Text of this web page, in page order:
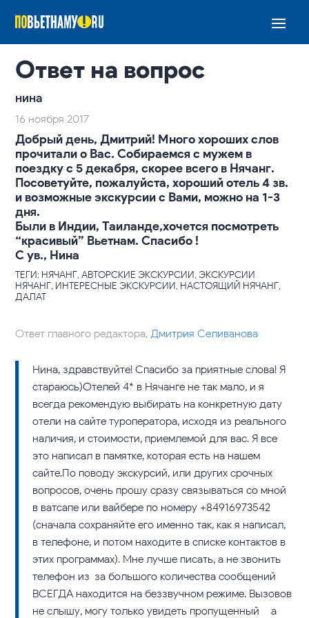
Ответ на вопрос
нина
16 ноября 2017
Добрый день, Дмитрий! Много хороших слов
прочитали о Вас. Собираемся с мужем в
поездку с 5 декабря, скорее всего в Нячанг.
Посоветуйте, пожалуйста, хороший отель 4 зв.
и возможные экскурсии с Вами, можно на 1-3
дня.
Были в Индии, Таиланде,хочется посмотреть
“красивый” Вьетнам. Спасибо !
С ув., Нина
ТЕГИ: НЯЧАНГ, АВТОРСКИЕ ЭКСКУРСИИ, ЭКСКУРСИИ
НЯЧАНГ, ИНТЕРЕСНЫЕ ЭКСКУРСИИ, НАСТОЯЩИЙ НЯЧАНГ,
ДАЛАТ
Ответ главного редактора,Дмитрия Селиванова
Нина, здравствуйте! Спасибо за приятные слова! Я
стараюсь)Отелей 4* в Нячанге не так мало, и я
всегда рекомендую выбирать на конкретную дату
отели на сайте туроператора, исходя из реального
наличия, и стоимости, приемлемой для вас. Я все
это написал в памятке, которая есть на нашем
сайте.По поводу экскурсий, или других срочных
вопросов, очень прошу сразу связываться со мной
в ватсапе или вайбере по номеру +84916973542
(сначала сохраняйте его именно так, как я написал,
в телефоне, и потом находите в списке контактов в
этих программах). Мне лучше писать, а не звонить –
телефон из-за большого количества сообщений
ВСЕГДА находится на беззвучном режиме. Вызовов
не слышу, могу только увидеть пропущенный – а